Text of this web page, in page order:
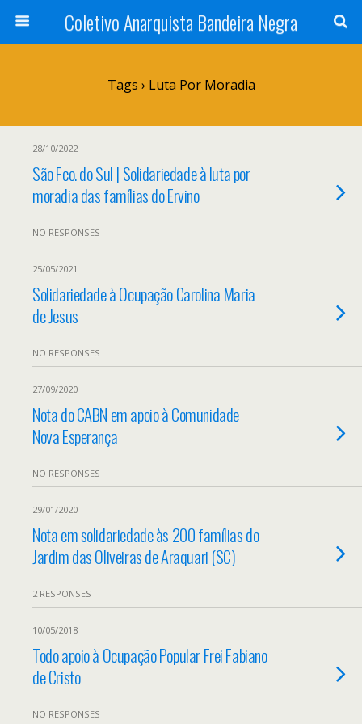
Coletivo Anarquista Bandeira Negra
Tags › Luta Por Moradia
28/10/2022
São Fco. do Sul | Solidariedade à luta por
moradia das famílias do Ervino
NO RESPONSES
25/05/2021
Solidariedade à Ocupação Carolina Maria
de Jesus
NO RESPONSES
27/09/2020
Nota do CABN em apoio à Comunidade
Nova Esperança
NO RESPONSES
29/01/2020
Nota em solidariedade às 200 famílias do
Jardim das Oliveiras de Araquari (SC)
2 RESPONSES
10/05/2018
Todo apoio à Ocupação Popular Frei Fabiano
de Cristo
NO RESPONSES